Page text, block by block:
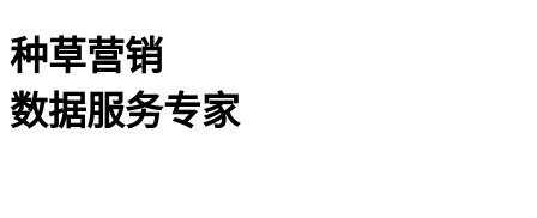
种草营销
数据服务专家